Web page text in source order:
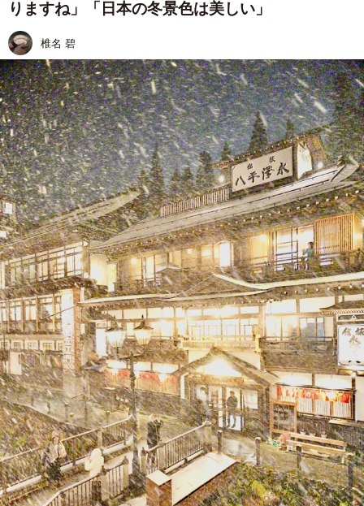
りますね」「日本の冬景色は美しい」
椎名 碧